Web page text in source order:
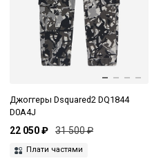
Джоггеры Dsquared2 DQ1844
D0A4J
22 050 ₽ 31 500 ₽
Плати частями